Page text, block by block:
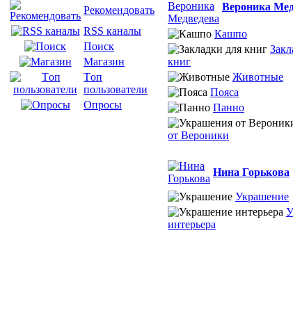
Рекомендовать
RSS каналы
Поиск
Магазин
Tоп
пользователи
Опросы
Вероника
Кашпо
книг
Животные
Пояса
Панно
от Вероники
Нина Горькова
Украшение
интерьера